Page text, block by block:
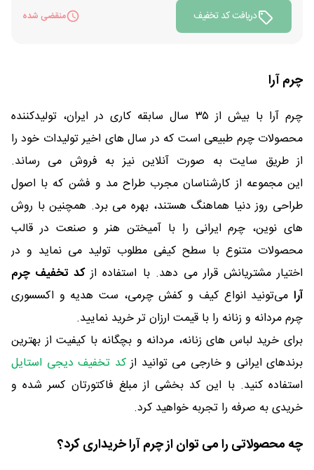
دریافت کد تخفیف منقضی شده
چرم آرا
چرم آرا با بیش از ۳۵ سال سابقه کاری در ایران، تولیدکننده
محصولات چرم طبیعی است که در سال های اخیر تولیدات خود را
از طریق سایت به صورت آنلاین نیز به فروش می رساند.
این مجموعه از کارشناسان مجرب طراح مد و فشن که با اصول
طراحی روز دنیا هماهنگ هستند، بهره می برد. همچنین با روش
های نوین، چرم ایرانی را با آمیختن هنر و صنعت در قالب
محصولات متنوع با سطح کیفی مطلوب تولید می نماید و در
اختیار مشتریانش قرار می دهد. با استفاده ازکد تخفیف چرم
آرا می‌تونید انواع کیف و کفش چرمی، ست هدیه و اکسسوری
چرم مردانه و زنانه را با قیمت ارزان تر خرید نمایید.
برای خرید لباس های زنانه، مردانه و بچگانه با کیفیت از بهترین
برندهای ایرانی و خارجی می توانید ازکد تخفيف دیجی استایل
استفاده کنید. با این کد بخشی از مبلغ فاکتورتان کسر شده و
خریدی به صرفه را تجربه خواهید کرد.
چه محصولاتی را می توان از چرم آرا خریداری کرد؟